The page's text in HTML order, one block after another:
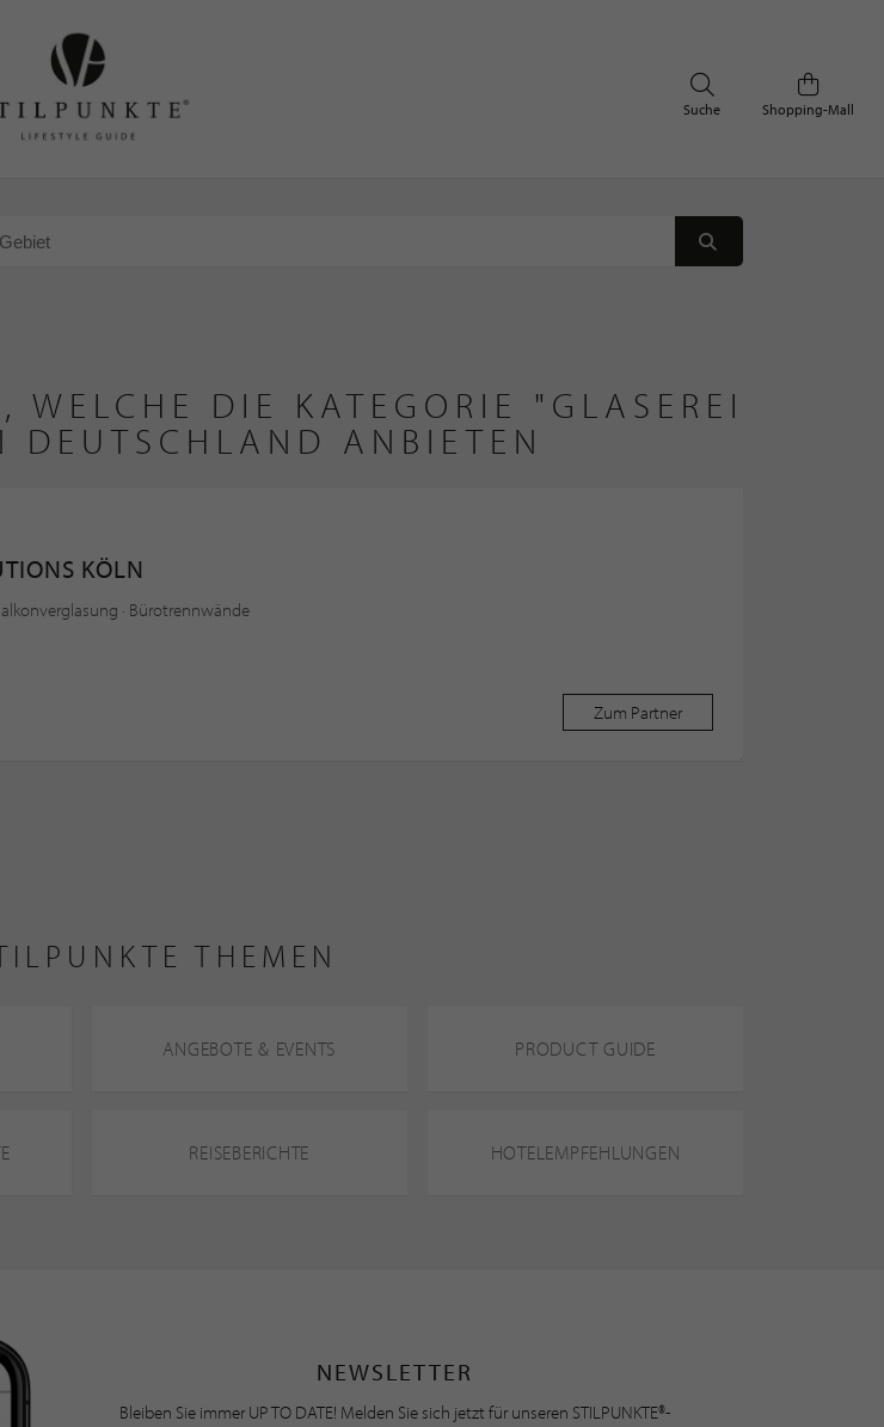
Shopping-Mall
Suche
WELCHE DIE KATEGORIE "GLASEREI
DEUTSCHLAND ANBIETEN
KÖLN
· Bürotrennwände
Zum Partner
THEMEN
ANGEBOTE & EVENTS PRODUCT GUIDE
REISEBERICHTE HOTELEMPFEHLUNGEN
NEWSLETTER
Bleiben Sie immer UP TO DATE! Melden Sie sich jetzt für unseren STILPUNKTE®-